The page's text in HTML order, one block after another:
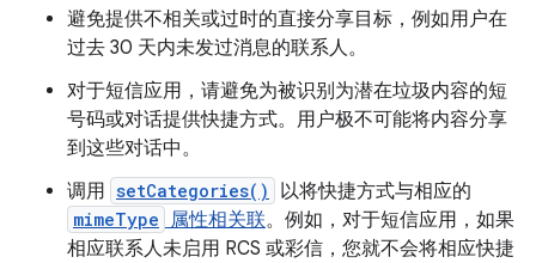
避免提供不相关或过时的直接分享目标，例如用户在
过去 30 天内未发过消息的联系人。
对于短信应用，请避免为被识别为潜在垃圾内容的短
号码或对话提供快捷方式。用户极不可能将内容分享
到这些对话中。
调用 setCategories() 以将快捷方式与相应的
mimeType 属性相关联。例如，对于短信应用，如果
相应联系人未启用 RCS 或彩信，您就不会将相应快捷